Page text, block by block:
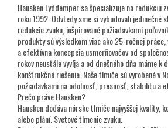
Hausken Lyddemper sa špecializuje na redukciu
roku 1992. Odvtedy sme si vybudovali jedinečné
redukcie zvuku, inšpirované požiadavkami
produkty sú výsledkom viac ako 25-ročnej práce,
a efektívna koncepcia usmerňovačov od
rokov neustále vyvíja a od dnešného dňa máme k
konštrukčné riešenie. Naše tlmiče sú vyrobené v
požiadavkami na odolnosť, presnosť, stabilitu a
Prečo práve Hausken?
Hausken dodáva nórske tlmiče najvyššej kvality,
alebo plání. Svetové tlmenie zvuku.